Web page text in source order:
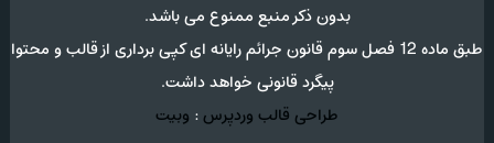
بدون ذکر منبع ممنوع می باشد.
طبق ماده 12 فصل سوم قانون جرائم رایانه ای کپی برداری از قالب و محتوا
پیگرد قانونی خواهد داشت.
طراحی قالب وردپرس: وبیت